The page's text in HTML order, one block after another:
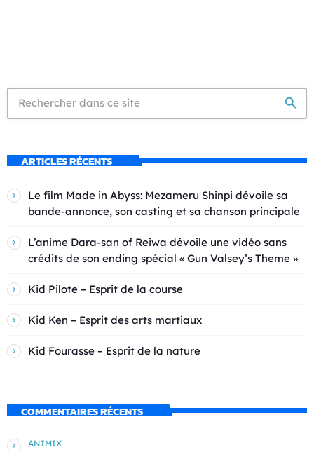
search
ARTICLES RÉCENTS
Le film Made in Abyss: Mezameru Shinpi dévoile sa
bande-annonce, son casting et sa chanson principale
L’anime Dara-san of Reiwa dévoile une vidéo sans
crédits de son ending spécial « Gun Valsey’s Theme »
Kid Pilote – Esprit de la course
Kid Ken – Esprit des arts martiaux
Kid Fourasse – Esprit de la nature
COMMENTAIRES RÉCENTS
ANIMIX